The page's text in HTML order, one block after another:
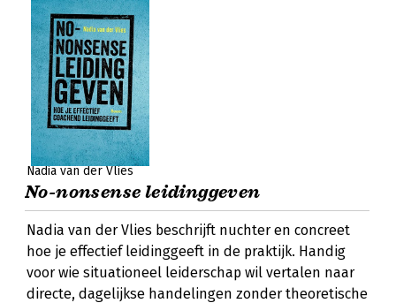
Nadia van der Vlies
No-nonsense leidinggeven
Nadia van der Vlies beschrijft nuchter en concreet
hoe je effectief leidinggeeft in de praktijk. Handig
voor wie situationeel leiderschap wil vertalen naar
directe, dagelijkse handelingen zonder theoretische